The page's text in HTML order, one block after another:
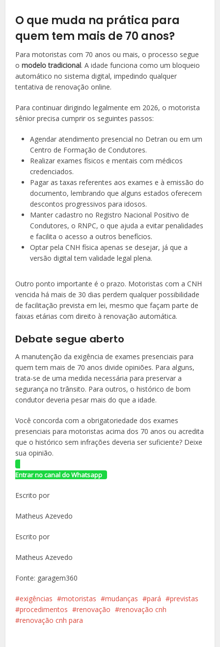
O que muda na prática para
quem tem mais de 70 anos?
Para motoristas com 70 anos ou mais, o processo segue
omodelo tradicional. A idade funciona como um bloqueio
automático no sistema digital, impedindo qualquer
tentativa de renovação online.
Para continuar dirigindo legalmente em 2026, o motorista
sênior precisa cumprir os seguintes passos:
Agendar atendimento presencial no Detran ou em um
Centro de Formação de Condutores.
Realizar exames físicos e mentais com médicos
credenciados.
Pagar as taxas referentes aos exames e à emissão do
documento, lembrando que alguns estados oferecem
descontos progressivos para idosos.
Manter cadastro no Registro Nacional Positivo de
Condutores, o RNPC, o que ajuda a evitar penalidades
e facilita o acesso a outros benefícios.
Optar pela CNH física apenas se desejar, já que a
versão digital tem validade legal plena.
Outro ponto importante é o prazo. Motoristas com a CNH
vencida há mais de 30 dias perdem qualquer possibilidade
de facilitação prevista em lei, mesmo que façam parte de
faixas etárias com direito à renovação automática.
Debate segue aberto
A manutenção da exigência de exames presenciais para
quem tem mais de 70 anos divide opiniões. Para alguns,
trata-se de uma medida necessária para preservar a
segurança no trânsito. Para outros, o histórico de bom
condutor deveria pesar mais do que a idade.
Você concorda com a obrigatoriedade dos exames
presenciais para motoristas acima dos 70 anos ou acredita
que o histórico sem infrações deveria ser suficiente? Deixe
sua opinião.
Entrar no canal do Whatsapp
Escrito por
Matheus Azevedo
Escrito por
Matheus Azevedo
Fonte: garagem360
exigências motoristas mudanças pará
previstas
procedimentos
renovação
renovação cnh
renovação cnh para